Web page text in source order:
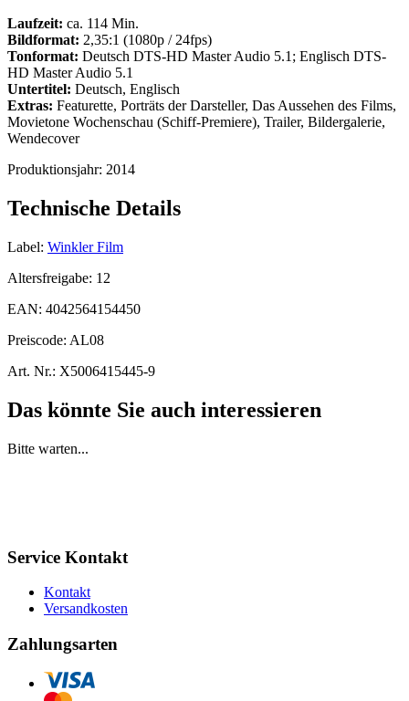
Laufzeit: ca. 114 Min.
Bildformat: 2,35:1 (1080p / 24fps)
Tonformat: Deutsch DTS-HD Master Audio 5.1; Englisch DTS-
HD Master Audio 5.1
Untertitel: Deutsch, Englisch
Extras: Featurette, Porträts der Darsteller, Das Aussehen des Films,
Movietone Wochenschau (Schiff-Premiere), Trailer, Bildergalerie,
Wendecover
Produktionsjahr: 2014
Technische Details
Label: Winkler Film
Altersfreigabe: 12
EAN: 4042564154450
Preiscode: AL08
Art. Nr.: X5006415445-9
Das könnte Sie auch interessieren
Bitte warten...
Service Kontakt
Kontakt
Versandkosten
Zahlungsarten